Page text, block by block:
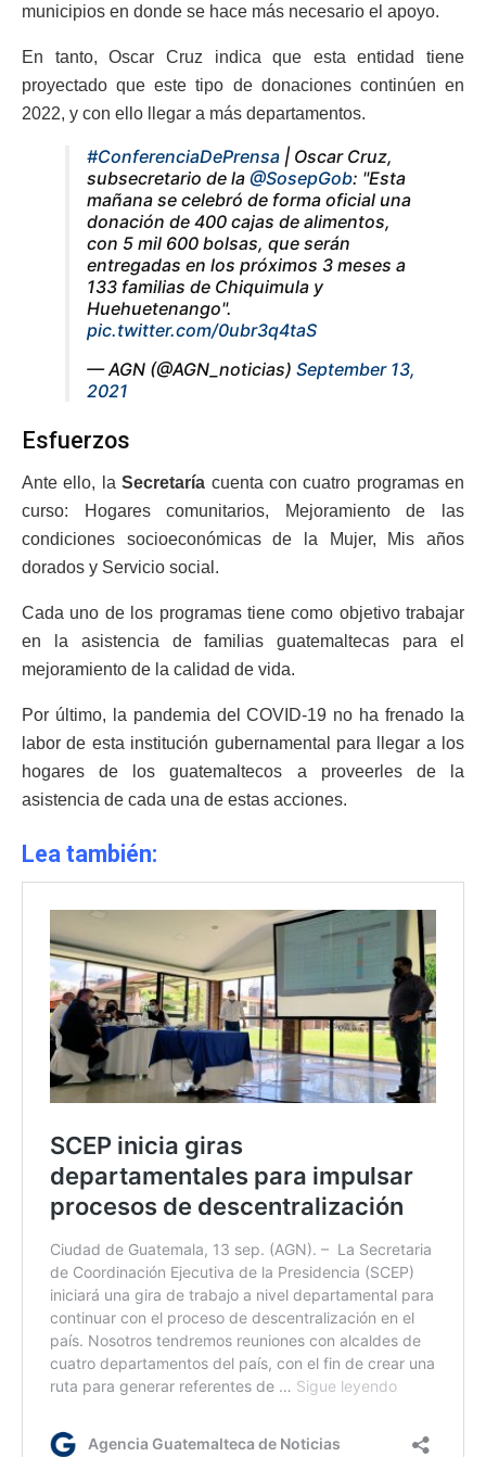
municipios en donde se hace más necesario el apoyo.
En tanto, Oscar Cruz indica que esta entidad tiene
proyectado que este tipo de donaciones continúen en
2022, y con ello llegar a más departamentos.
#ConferenciaDePrensa | Oscar Cruz,
subsecretario de la @SosepGob: "Esta
mañana se celebró de forma oficial una
donación de 400 cajas de alimentos,
con 5 mil 600 bolsas, que serán
entregadas en los próximos 3 meses a
133 familias de Chiquimula y
Huehuetenango".
pic.twitter.com/0ubr3q4taS
— AGN (@AGN_noticias) September 13,
2021
Esfuerzos
Ante ello, la Secretaría cuenta con cuatro programas en
curso:
Hogares comunitarios, Mejoramiento de las
condiciones socioeconómicas de la Mujer, Mis años
dorados y Servicio social.
Cada uno de los programas tiene como objetivo trabajar
en la asistencia de familias guatemaltecas para el
mejoramiento de la calidad de vida.
Por último, la pandemia del COVID-19 no ha frenado la
labor de esta institución gubernamental para llegar a los
hogares de los guatemaltecos a proveerles de la
asistencia de cada una de estas acciones.
Lea también: